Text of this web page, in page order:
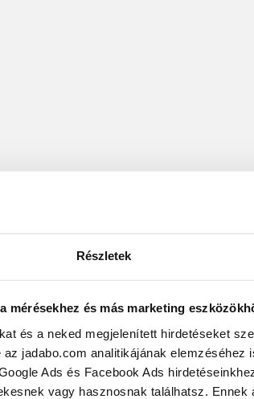
Részletek
mérésekhez és más marketing
és a neked megjelenített hirdetéseket
jadabo.com analitikájának elemzéséhez
Ads és Facebook Ads
vagy hasznosnak találhatsz. Ennek